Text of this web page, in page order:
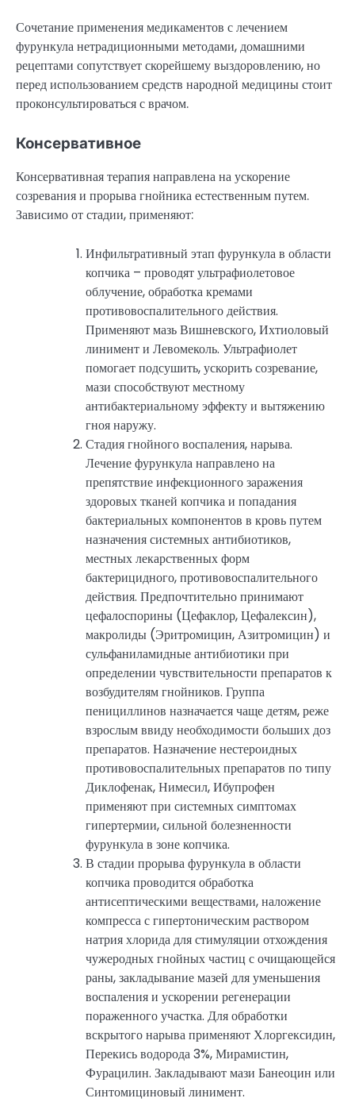
Сочетание применения медикаментов с лечением
фурункула нетрадиционными методами, домашними
рецептами сопутствует скорейшему выздоровлению, но
перед использованием средств народной медицины стоит
проконсультироваться с врачом.
Консервативное
Консервативная терапия направлена на ускорение
созревания и прорыва гнойника естественным путем.
Зависимо от стадии, применяют:
Инфильтративный этап фурункула в области
копчика – проводят ультрафиолетовое
облучение, обработка кремами
противовоспалительного действия.
Применяют мазь Вишневского, Ихтиоловый
линимент и Левомеколь. Ультрафиолет
помогает подсушить, ускорить созревание,
мази способствуют местному
антибактериальному эффекту и вытяжению
гноя наружу.
Стадия гнойного воспаления, нарыва.
Лечение фурункула направлено на
препятствие инфекционного заражения
здоровых тканей копчика и попадания
бактериальных компонентов в кровь путем
назначения системных антибиотиков,
местных лекарственных форм
бактерицидного, противовоспалительного
действия. Предпочтительно принимают
цефалоспорины (Цефаклор, Цефалексин),
макролиды (Эритромицин, Азитромицин) и
сульфаниламидные антибиотики при
определении чувствительности препаратов к
возбудителям гнойников. Группа
пенициллинов назначается чаще детям, реже
взрослым ввиду необходимости больших доз
препаратов. Назначение нестероидных
противовоспалительных препаратов по типу
Диклофенак, Нимесил, Ибупрофен
применяют при системных симптомах
гипертермии, сильной болезненности
фурункула в зоне копчика.
В стадии прорыва фурункула в области
копчика проводится обработка
антисептическими веществами, наложение
компресса с гипертоническим раствором
натрия хлорида для стимуляции отхождения
чужеродных гнойных частиц с очищающейся
раны, закладывание мазей для уменьшения
воспаления и ускорении регенерации
пораженного участка. Для обработки
вскрытого нарыва применяют Хлоргексидин,
Перекись водорода 3%, Мирамистин,
Фурацилин. Закладывают мази Банеоцин или
Синтомициновый линимент.